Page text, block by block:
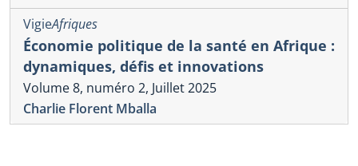
VigieAfriques
Économie politique de la santé en Afrique :
dynamiques, défis et innovations
Volume 8, numéro 2, Juillet 2025
Charlie Florent Mballa